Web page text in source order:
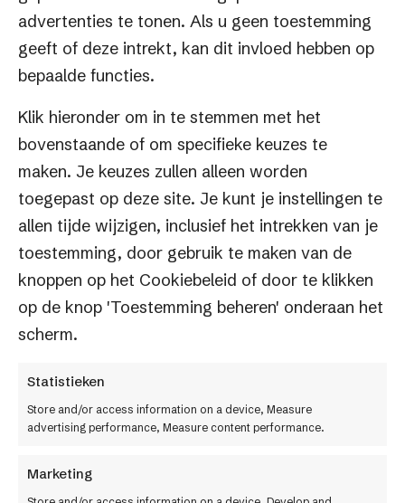
advertenties te tonen. Als u geen toestemming
geeft of deze intrekt, kan dit invloed hebben op
bepaalde functies.
Klik hieronder om in te stemmen met het
bovenstaande of om specifieke keuzes te
maken. Je keuzes zullen alleen worden
toegepast op deze site. Je kunt je instellingen te
allen tijde wijzigen, inclusief het intrekken van je
toestemming, door gebruik te maken van de
knoppen op het Cookiebeleid of door te klikken
op de knop 'Toestemming beheren' onderaan het
scherm.
Statistieken
Store and/or access information on a device, Measure
advertising performance, Measure content performance.
Marketing
Lightspeed Saas
Penninkhof